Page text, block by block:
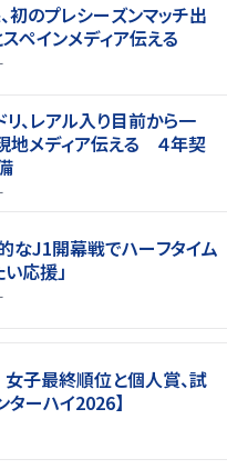
初のプレシーズンマッチ出
インメディア伝える
、レアル入り目前から一
地メディア伝える ４年契
なJ1開幕戦でハーフタイム
応援」
子最終順位と個人賞、試
ーハイ2026】